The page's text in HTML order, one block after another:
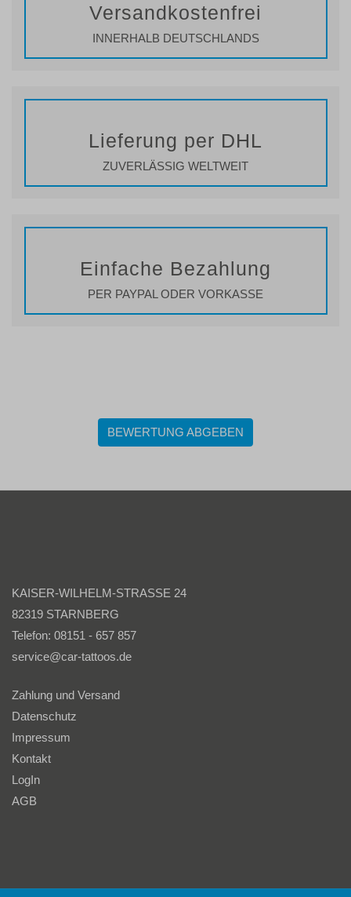
Versandkostenfrei
INNERHALB DEUTSCHLANDS
Lieferung per DHL
ZUVERLÄSSIG WELTWEIT
Einfache Bezahlung
PER PAYPAL ODER VORKASSE
BEWERTUNG ABGEBEN
KAISER-WILHELM-STRASSE 24
82319 STARNBERG
Telefon: 08151 - 657 857
service@car-tattoos.de
Zahlung und Versand
Datenschutz
Impressum
Kontakt
LogIn
AGB